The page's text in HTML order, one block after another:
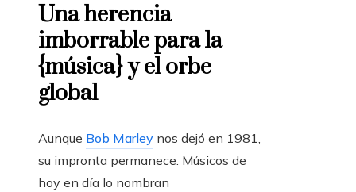
Una herencia
imborrable para la
{música} y el orbe
global
Aunque Bob Marley nos dejó en 1981,
su impronta permanece. Músicos de
hoy en día lo nombran